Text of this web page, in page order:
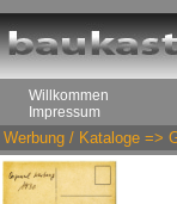
Willkommen
Impressum
Werbung / Kataloge =>